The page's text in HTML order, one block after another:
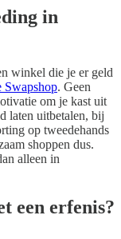
in
winkel die je er geld
Swapshop. Geen
om je kast uit
laten uitbetalen, bij
op tweedehands
shoppen dus.
alleen in
een erfenis?